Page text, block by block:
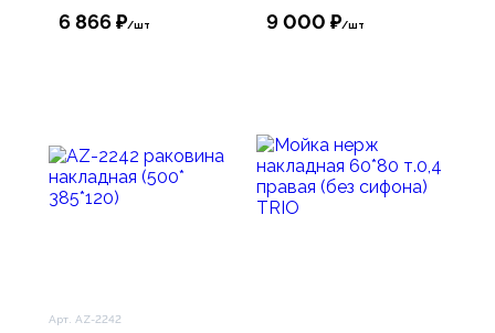
6 866 ₽/шт 9 000 ₽/шт
Арт. AZ-2242